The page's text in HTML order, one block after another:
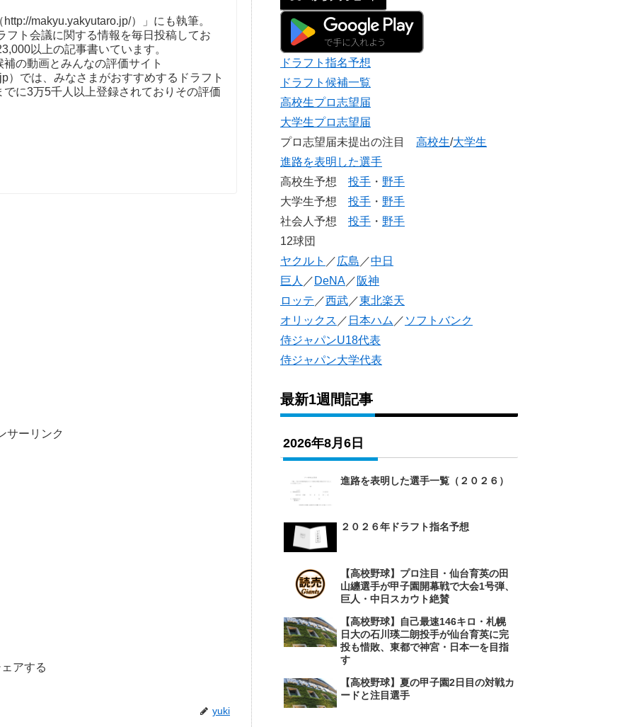
makyu.yakyutaro.jp/）」にも執筆。
ト会議に関する情報を毎日投稿してお
以上の記事書いています。
の動画とみんなの評価サイト
）では、みなさまがおすすめするドラフト
に3万5千人以上登録されておりその評価
サーリンク
アする
yuki
ドラフト指名予想
ドラフト候補一覧
高校生プロ志望届
大学生プロ志望届
プロ志望届未提出の注目 高校生/大学生
進路を表明した選手
高校生予想 投手 ・ 野手
大学生予想 投手 ・ 野手
社会人予想 投手 ・ 野手
12球団
ヤクルト ／ 広島 ／中日
巨人 ／ DeNA ／ 阪神
ロッテ ／西武 ／東北楽天
オリックス ／ 日本ハム ／ ソフトバンク
侍ジャパンU18代表
侍ジャパン大学代表
最新1週間記事
2026年8月6日
進路を表明した選手一覧（２０２６）
２０２６年ドラフト指名予想
【高校野球】プロ注目・仙台育英の田
山纏選手が甲子園開幕戦で大会1号弾、
巨人・中日スカウト絶賛
【高校野球】自己最速146キロ・札幌
日大の石川瑛二朗投手が仙台育英に完
投も惜敗、東都で神宮・日本一を目指
す
【高校野球】夏の甲子園2日目の対戦カ
ードと注目選手